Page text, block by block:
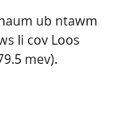
ub ntawm
li cov Loos
mev).